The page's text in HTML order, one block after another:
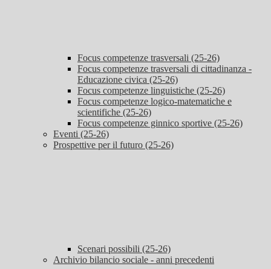
Focus competenze trasversali (25-26)
Focus competenze trasversali di cittadinanza -
Educazione civica (25-26)
Focus competenze linguistiche (25-26)
Focus competenze logico-matematiche e
scientifiche (25-26)
Focus competenze ginnico sportive (25-26)
Eventi (25-26)
Prospettive per il futuro (25-26)
Scenari possibili (25-26)
Archivio bilancio sociale - anni precedenti